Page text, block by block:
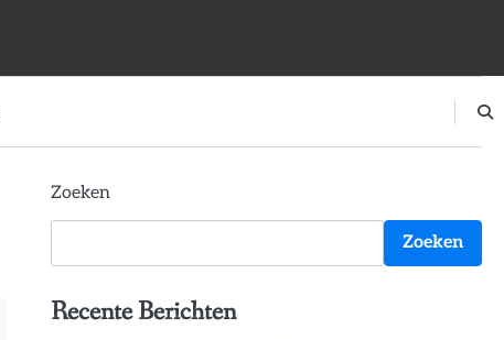
Zoeken
Zoeken
Recente Berichten